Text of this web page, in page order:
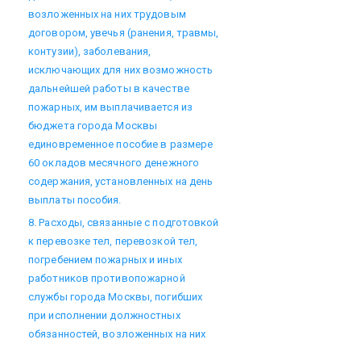
возложенных на них трудовым
договором, увечья (ранения, травмы,
контузии), заболевания,
исключающих для них возможность
дальнейшей работы в качестве
пожарных, им выплачивается из
бюджета города Москвы
единовременное пособие в размере
60 окладов месячного денежного
содержания, установленных на день
выплаты пособия.
8. Расходы, связанные с подготовкой
к перевозке тел, перевозкой тел,
погребением пожарных и иных
работников противопожарной
службы города Москвы, погибших
при исполнении должностных
обязанностей, возложенных на них